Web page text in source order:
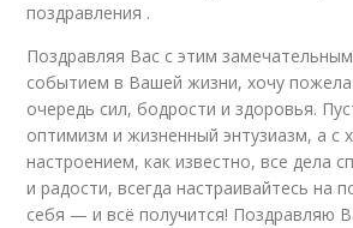
поздравления .
Поздравляя Вас с этим
событием в Вашей жизни, хочу
очередь сил, бодрости и здоровья.
оптимизм и жизненный энтузиазм, а с
настроением, как известно, все дела
и радости, всегда настраивайтесь на
себя — и всё получится! Поздравляю